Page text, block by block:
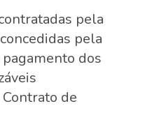
pela
pela
dos
de